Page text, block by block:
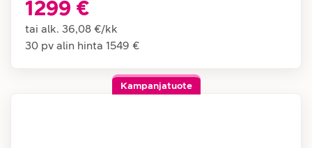
1299 €
tai alk. 36,08 €/kk
30 pv alin hinta 1549 €
Kampanjatuote